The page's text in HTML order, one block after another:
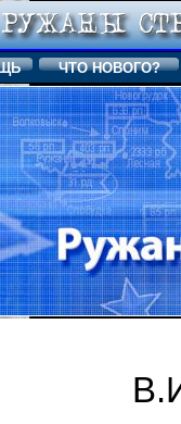
ЧТО НОВОГО?